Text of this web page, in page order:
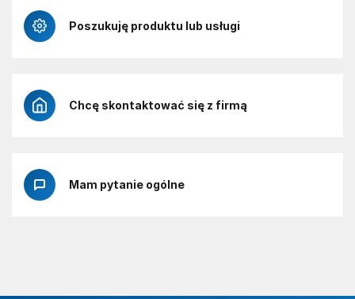
Poszukuję produktu lub usługi
Chcę skontaktować się z firmą
Mam pytanie ogólne